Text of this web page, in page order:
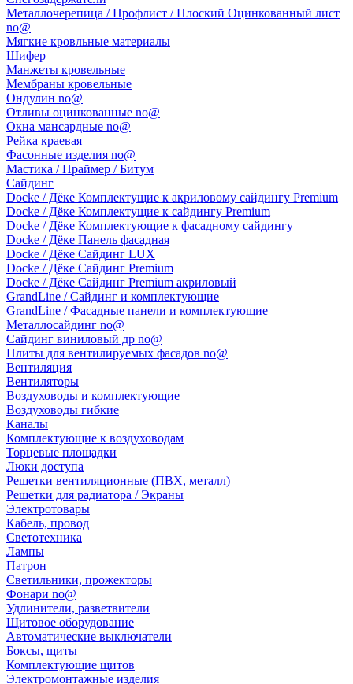
Металлочерепица / Профлист / Плоский Оцинкованный лист
no@
Мягкие кровльные материалы
Шифер
Манжеты кровельные
Мембраны кровельные
Ондулин no@
Отливы оцинкованные no@
Окна мансардные no@
Рейка краевая
Фасонные изделия no@
Мастика / Праймер / Битум
Сайдинг
Docke / Дёке Комплектущие к акриловому сайдингу Premium
Docke / Дёке Комплектущие к сайдингу Premium
Docke / Дёке Комплектующие к фасадному сайдингу
Docke / Дёке Панель фасадная
Docke / Дёке Сайдинг LUX
Docke / Дёке Сайдинг Premium
Docke / Дёке Сайдинг Premium акриловый
GrandLine / Сайдинг и комплектующие
GrandLine / Фасадные панели и комплектующие
Металлосайдинг no@
Сайдинг виниловый др no@
Плиты для вентилируемых фасадов no@
Вентиляция
Вентиляторы
Воздуховоды и комплектующие
Воздуховоды гибкие
Каналы
Комплектующие к воздуховодам
Торцевые площадки
Люки доступа
Решетки вентиляционные (ПВХ, металл)
Решетки для радиатора / Экраны
Электротовары
Кабель, провод
Светотехника
Лампы
Патрон
Светильники, прожекторы
Фонари no@
Удлинители, разветвители
Щитовое оборудование
Автоматические выключатели
Боксы, щиты
Комплектующие щитов
Электромонтажные изделия